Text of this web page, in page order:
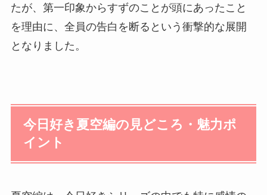
たが、第一印象からすずのことが頭にあったこと
を理由に、全員の告白を断るという衝撃的な展開
となりました。
今日好き夏空編の見どころ・魅力ポ
イント